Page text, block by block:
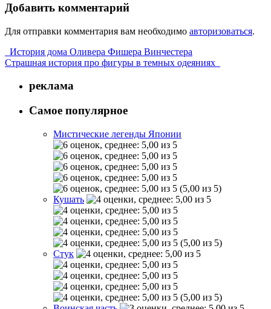
Добавить комментарий
Для отправки комментария вам необходимо авторизоваться.
История дома Оливера Фишера Винчестера
Страшная история про фигуры в темных одеяниях
реклама
Самое популярное
Мистические легенды Японии
(5,00 из 5)
Кушать
(5,00 из 5)
Стук
(5,00 из 5)